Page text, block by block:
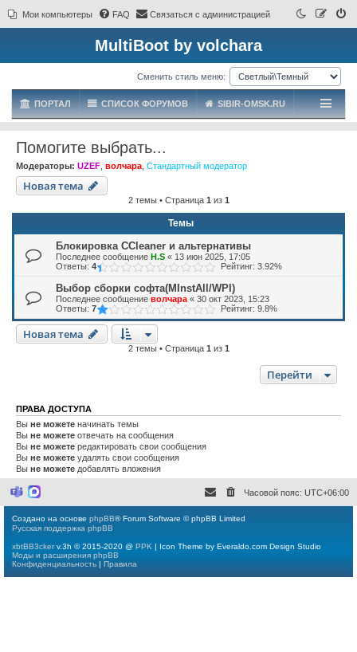
Мои компьютеры FAQ Связаться с администрацией
MultiBoot by volchara
Сменить стиль меню:
ПОРТАЛ СПИСОК ФОРУМОВ SIBIR-OMSK.RU
Помогите выбрать...
Модераторы: UZEF волчара Стандартный модератор
Новая тема
2 темы • Страница 1 из 1
Темы
Блокировка CCleaner и альтернативы
Последнее сообщение H.S « 13 июн 2025, 17:05
Ответы: 4 Рейтинг: 3.92%
Выбор сборки софта(MInstAll/WPI)
Последнее сообщение волчара « 30 окт 2023, 15:23
Ответы: 7 Рейтинг: 9.8%
Новая тема
2 темы • Страница 1 из 1
Перейти
ПРАВА ДОСТУПА
Вы не можете начинать темы
Вы не можете отвечать на сообщения
Вы не можете редактировать свои сообщения
Вы не можете удалять свои сообщения
Вы не можете добавлять вложения
M
r
o
o
f
t
M
Часовой пояс: UTC+06:00
Создано на основе phpBB® Forum Software © phpBB Limited
Русская поддержка phpBB
xbtBB3ckerv.3h © 2015-2020 @ PPK | Icon Theme by Everaldo.com Design Studio
Моды и расширения phpBB
Конфиденциальность | Правила